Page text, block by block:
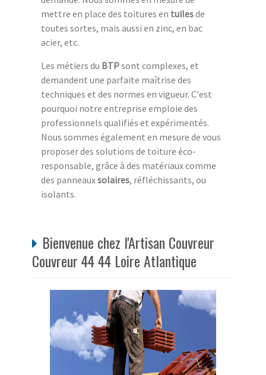
mettre en place des toitures en tuilesde
toutes sortes, mais aussi en zinc, en bac
acier, etc.
Les métiers du BTPsont complexes, et
demandent une parfaite maîtrise des
techniques et des normes en vigueur. C'est
pourquoi notre entreprise emploie des
professionnels qualifiés et expérimentés.
Nous sommes également en mesure de vous
proposer des solutions de toiture éco-
responsable, grâce à des matériaux comme
des panneauxsolaires, réfléchissants, ou
isolants.
Bienvenue chez l'Artisan Couvreur
Couvreur 44 44 Loire Atlantique